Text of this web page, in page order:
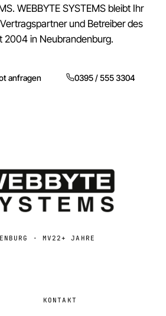
WEBBYTE SYSTEMS bleibt Ihr
und Betreiber des
2004 in Neubrandenburg.
anfragen 0395 / 555 3304
· MV 22+ JAHRE
KONTAKT